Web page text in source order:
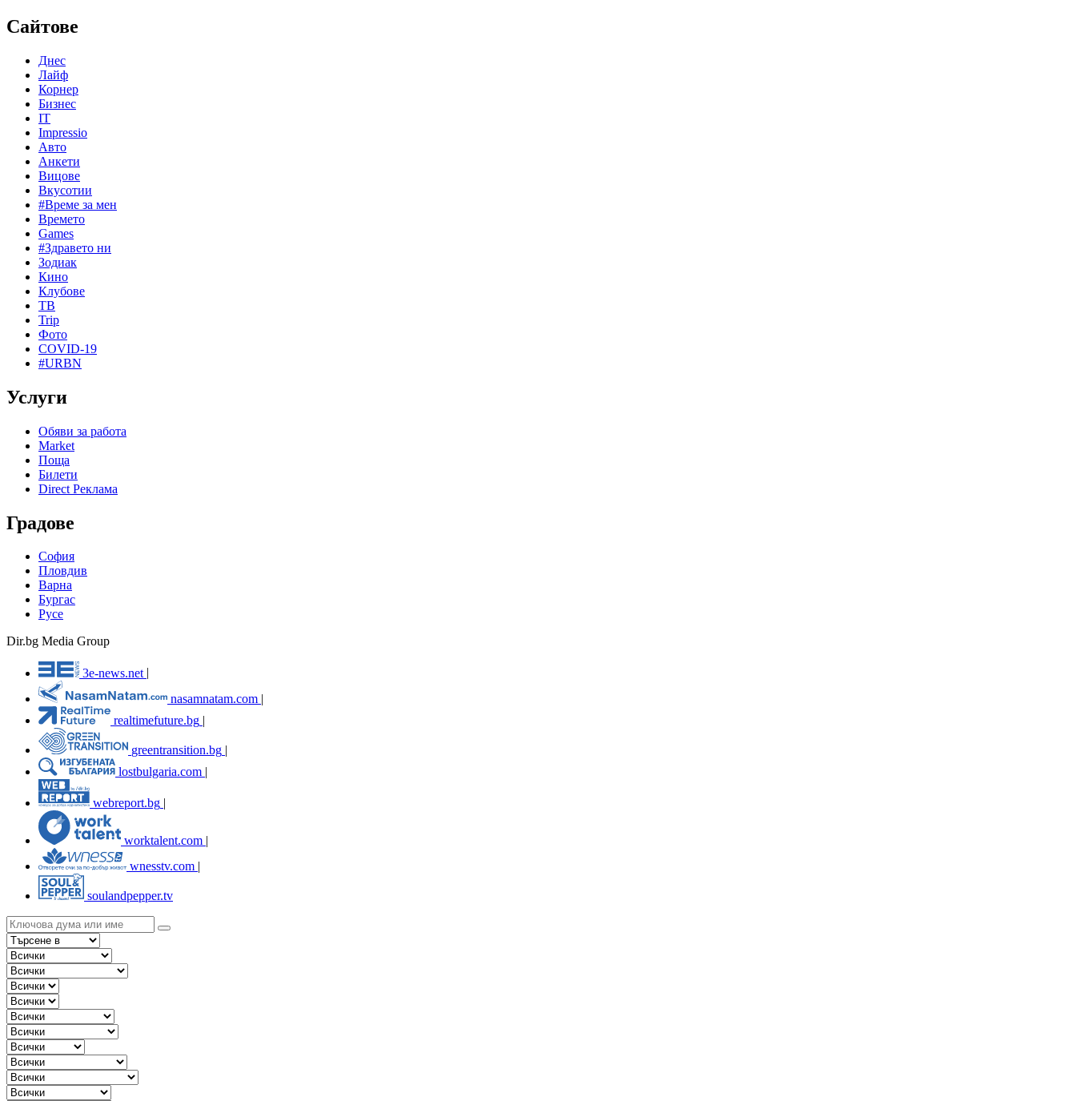
Сайтове
Днес
Лайф
Корнер
Бизнес
IT
Impressio
Авто
Анкети
Вицове
Вкусотии
#Време за мен
Времето
Games
#Здравето ни
Зодиак
Кино
Клубове
ТВ
Trip
Фото
COVID-19
#URBN
Услуги
Обяви за работа
Market
Поща
Билети
Direct Реклама
Градове
София
Пловдив
Варна
Бургас
Русе
Dir.bg Media Group
3e-news.net
nasamnatam.com |
realtimefuture.bg |
greentransition.bg |
lostbulgaria.com |
webreport.bg
worktalent.com |
wnesstv.com |
soulandpepper.tv